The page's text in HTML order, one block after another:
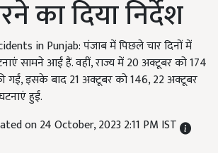
का दिया निर्देश
in Punjab: पंजाब में पिछले चार दिनों में
सामने आईं हैं. वहीं, राज्य में 20 अक्टूबर को 174
गईं, इसके बाद 21 अक्टूबर को 146, 22 अक्टूबर
हुईं.
on 24 October, 2023 2:11 PM IST